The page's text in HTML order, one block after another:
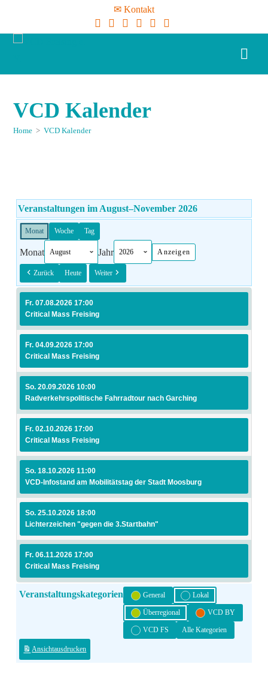
✉ Kontakt
VCD Kalender
Home > VCD Kalender
Veranstaltungen im August–November 2026
Monat Woche Tag
Monat Jahr
Zurück Heute Weiter
Fr. 07.08.2026 17:00
Critical Mass Freising
Fr. 04.09.2026 17:00
Critical Mass Freising
So. 20.09.2026 10:00
Radverkehrspolitische Fahrradtour nach Garching
Fr. 02.10.2026 17:00
Critical Mass Freising
So. 18.10.2026 11:00
VCD-Infostand am Mobilitätstag der Stadt Moosburg
So. 25.10.2026 18:00
Lichterzeichen "gegen die 3.Startbahn"
Fr. 06.11.2026 17:00
Critical Mass Freising
Veranstaltungskategorien General Lokal
Überregional VCD BY
VCD FS Alle Kategorien
Ansichtausdrucken